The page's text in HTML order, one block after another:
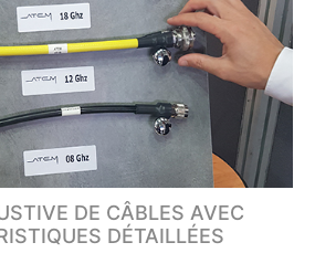
DE CÂBLES AVEC
DÉTAILLÉES